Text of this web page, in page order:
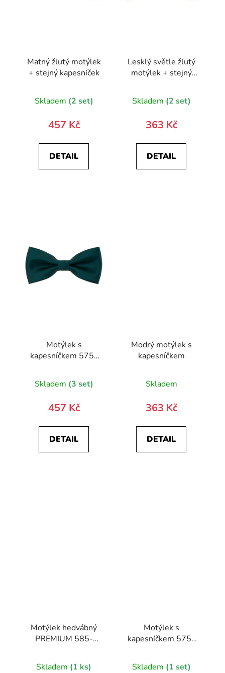
Matný žlutý motýlek
+ stejný kapesníček
Skladem (2 set)
457 Kč
DETAIL
Lesklý světle žlutý
motýlek + stejný
Skladem (2 set)
363 Kč
DETAIL
Motýlek s
kapesníčkem 575-
Skladem (3 set)
457 Kč
DETAIL
Modrý motýlek s
kapesníčkem
Skladem
363 Kč
DETAIL
Motýlek hedvábný
PREMIUM 585-
Skladem (1 ks)
Motýlek s
kapesníčkem 575-
Skladem (1 set)